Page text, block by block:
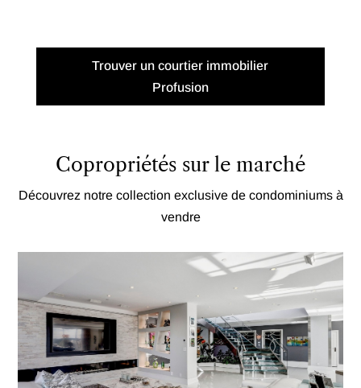
Trouver un courtier immobilier
Profusion
Copropriétés sur le marché
Découvrez notre collection exclusive de condominiums à
vendre